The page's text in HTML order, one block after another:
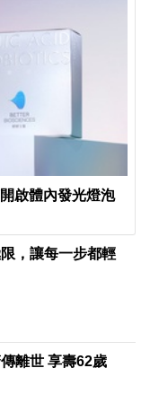
啟體內發光燈泡
，讓每一步都輕
離世 享壽62歲